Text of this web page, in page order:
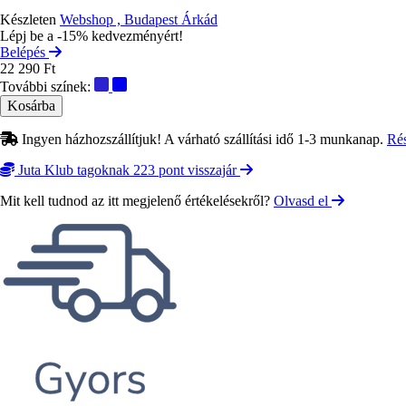
Készleten Webshop , Budapest Árkád
Lépj be a -15% kedvezményért!
Belépés
22 290 Ft
További színek:
Ingyen házhozszállítjuk! A várható szállítási idő 1-3 munkanap.
Juta Klub tagoknak 223 pont visszajár
Mit kell tudnod az itt megjelenő értékelésekről? Olvasd el